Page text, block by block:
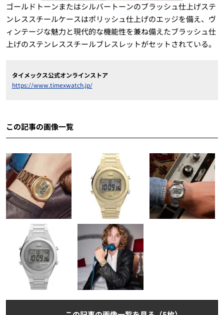
ゴールドトーンまたはシルバートーンのブラッシュ仕上げステ
ンレススチールケースはポリッシュ仕上げのエッジを備え、ヴ
ィンテージな魅力と現代的な機能性を兼ね備えたブラッシュ仕
上げのステンレススチールブレスレットがセットされている。
タイメックス公式オンラインストア
https://www.timexwatch.jp/
この記事の画像一覧